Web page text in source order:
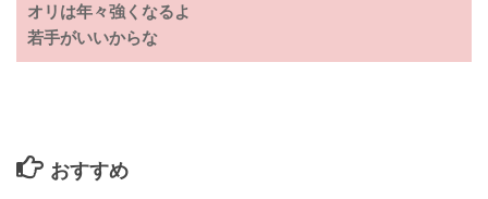
オリは年々強くなるよ
若手がいいからな
おすすめ